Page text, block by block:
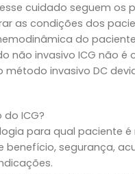
cuidado seguem os
as condições dos
do
não invasivo ICG não é
invasivo DC
ICG?
para qual paciente
benefício, segurança,